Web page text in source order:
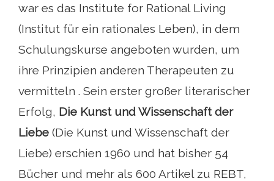
war es das Institute for Rational Living
(Institut für ein rationales Leben), in dem
Schulungskurse angeboten wurden, um
ihre Prinzipien anderen Therapeuten zu
vermitteln . Sein erster großer literarischer
Erfolg, Die Kunst und Wissenschaft der
Liebe (Die Kunst und Wissenschaft der
Liebe) erschien 1960 und hat bisher 54
Bücher und mehr als 600 Artikel zu REBT,